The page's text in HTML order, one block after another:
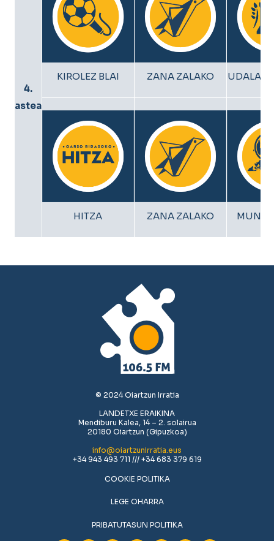
4.
astea
KIROLEZ BLAI ZANA ZALAKO
HITZA ZANA ZALAKO
© 2024 Oiartzun Irratia
LANDETXE ERAIKINA
Mendiburu Kalea, 14 – 2. solairua
20180 Oiartzun (Gipuzkoa)
info@oiartzunirratia.eus
+34 943 493 711 /// +34 683 379 619
COOKIE POLITIKA
LEGE OHARRA
PRIBATUTASUN POLITIKA